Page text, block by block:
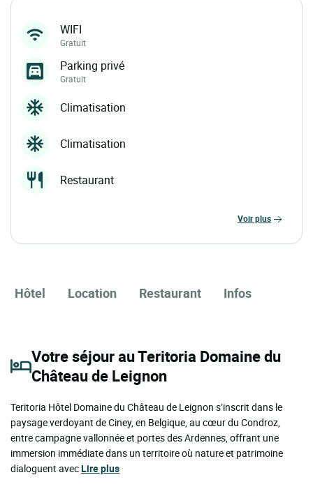
WIFI
Gratuit
Parking privé
Gratuit
Climatisation
Climatisation
Restaurant
voir plus
Hôtel Location Restaurant Infos
Votre séjour au Teritoria Domaine du
Château de Leignon
Teritoria Hôtel Domaine du Château de Leignon s’inscrit dans le
paysage verdoyant de Ciney, en Belgique, au cœur du Condroz,
entre campagne vallonnée et portes des Ardennes, offrant une
immersion immédiate dans un territoire où nature et patrimoine
dialoguent avecLire plus